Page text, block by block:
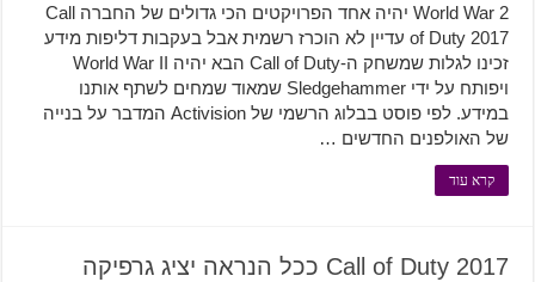
World War 2 יהיה אחד הפרויקטים הכי גדולים של החברה Call
of Duty 2017 עדיין לא הוכרז רשמית אבל בעקבות דליפות מידע
זכינו לגלות שמשחק ה-Call of Duty הבא יהיה World War II
ויפותח על ידי Sledgehammer שמאוד שמחים לשתף אותנו
במידע. לפי פוסט בבלוג הרשמי של Activision המדבר על בנייה
של האולפנים החדשים …
קרא עוד
Call of Duty 2017 ככל הנראה יציג גרפיקה